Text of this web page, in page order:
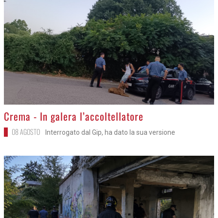
>
Crema - In galera l’accoltellatore
08 AGOSTO Interrogato dal Gip, ha dato la sua versione